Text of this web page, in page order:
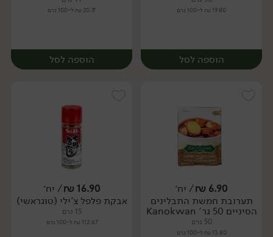
19.80 ₪ ל-100 גרם
הוספה לסל
יח׳
20.77 ₪ ל-100 גרם
הוספה לסל
יח׳
6.90
₪/ יח׳
תערובת חמשת התבלינים
הסיניים 50 גר' Kanokwan
50 גרם
13.80 ₪ ל-100 גרם
16.90
₪/ יח׳
אבקת פלפל צ'ילי (טוגראשי)
15 גרם
112.67 ₪ ל-100 גרם